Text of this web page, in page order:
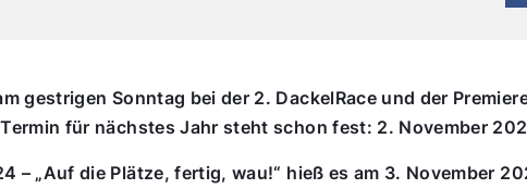
gestrigen Sonntag bei der 2. DackelRace und der
für nächstes Jahr steht schon fest: 2. November
– „Auf die Plätze, fertig, wau!“ hieß es am 3. November